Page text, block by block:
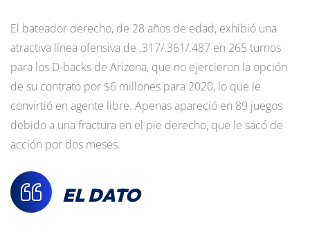
El bateador derecho, de 28 años de edad, exhibió una
atractiva línea ofensiva de .317/.361/.487 en 265 turnos
para los D-backs de Arizona, que no ejercieron la opción
de su contrato por $6 millones para 2020, lo que le
convirtió en agente libre. Apenas apareció en 89 juegos
debido a una fractura en el pie derecho, que le sacó de
acción por dos meses.
EL DATO